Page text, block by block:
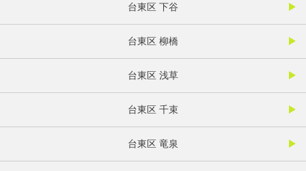
台東区 下谷
台東区 柳橋
台東区 浅草
台東区 千束
台東区 竜泉